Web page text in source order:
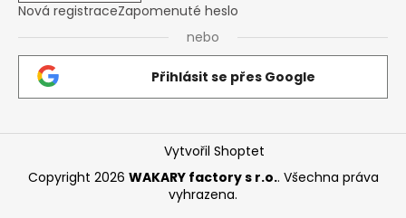
Nová registraceZapomenuté heslo
nebo
Přihlásit se přes Google
Vytvořil Shoptet
Copyright 2026 WAKARY factory s r.o.. Všechna práva
vyhrazena.